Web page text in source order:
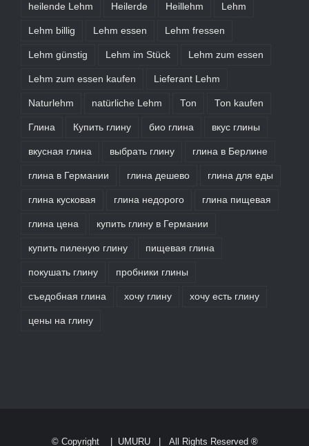
heilende Lehm Heilerde Heillehm Lehm
Lehm billig Lehm essen Lehm fressen
Lehm günstig Lehm im Stück Lehm zum essen
Lehm zum essen kaufen Lieferant Lehm
Naturlehm natürliche Lehm Ton Ton kaufen
Глина Купить глину био глина вкус глины
вкусная глина выбрать глину глина в Берлине
глина в Германии глина дешево глина для еды
глина кусковая глина недорого глина пищевая
глина цена купить глину в Германии
купить пиленую глину пищевая глина
покушать глину пробники глины
съедобная глина хочу глину хочу есть глину
цены на глину
© Copyright | UMURU| All Rights Reserved ®